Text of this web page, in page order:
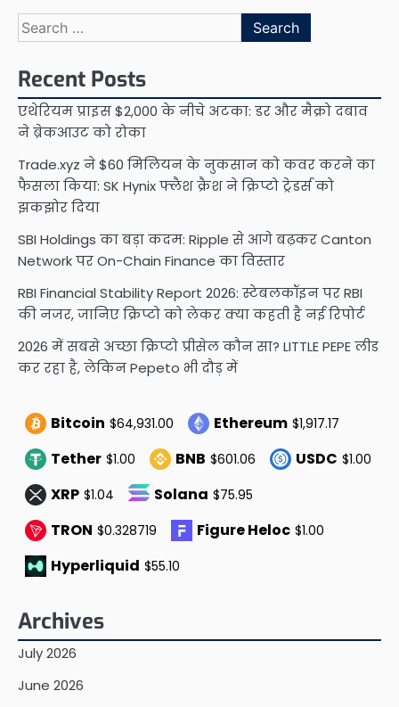
Search
for:
Recent Posts
एथेरियम प्राइस $2,000 के नीचे अटका: डर और मैक्रो दबाव
ने ब्रेकआउट को रोका
Trade.xyz ने $60 मिलियन के नुकसान को कवर करने का
फैसला किया: SK Hynix फ्लैश क्रैश ने क्रिप्टो ट्रेडर्स को
झकझोर दिया
SBI Holdings का बड़ा कदम: Ripple से आगे बढ़कर Canton
Network पर On-Chain Finance का विस्तार
RBI Financial Stability Report 2026: स्टेबलकॉइन पर RBI
की नजर, जानिए क्रिप्टो को लेकर क्या कहती है नई रिपोर्ट
2026 में सबसे अच्छा क्रिप्टो प्रीसेल कौन सा? LITTLE PEPE लीड
कर रहा है, लेकिन Pepeto भी दौड़ में
Bitcoin $64,931.00 Ethereum $1,917.17
Tether $1.00 BNB $601.06 USDC $1.00
XRP $1.04 Solana $75.95
TRON $0.328719 Figure Heloc $1.00
Hyperliquid $55.10
Archives
July 2026
June 2026